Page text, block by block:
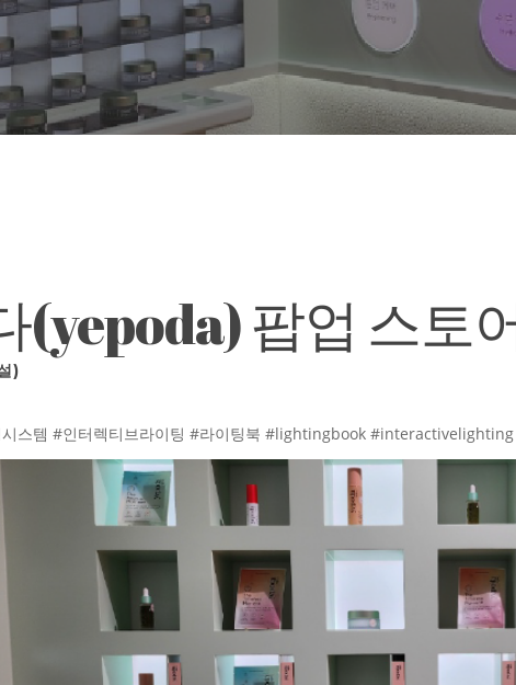
(yepoda) 팝업 스토
)
시스템 #인터렉티브라이팅 #라이팅북 #lightingbook #interactivelighting